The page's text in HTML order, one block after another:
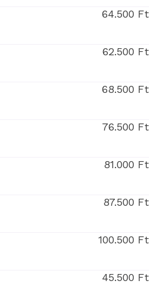
64.500 Ft
62.500 Ft
68.500 Ft
76.500 Ft
81.000 Ft
87.500 Ft
100.500 Ft
45.500 Ft